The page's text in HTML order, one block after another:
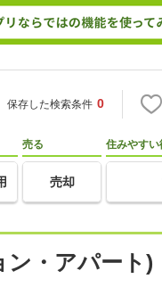
保存した検索条件 0
売る
売却
住みやす
ン・アパート)